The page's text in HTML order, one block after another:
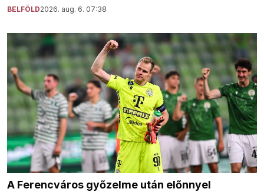
BELFÖLD2026. aug. 6. 07:38
A Ferencváros győzelme után előnnyel